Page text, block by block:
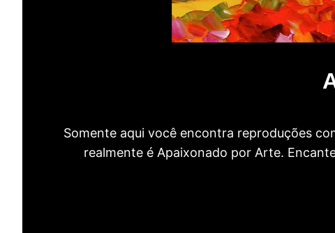
Somente aqui você encontra reproduções
realmente é Apaixonado por Arte.